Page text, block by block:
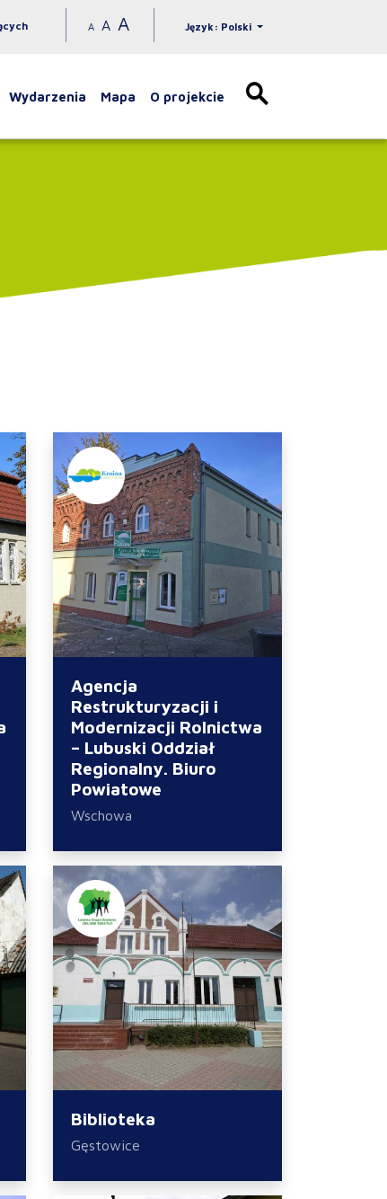
A A A Język: Polski
Wydarzenia Mapa O projekcie
Agencja
Restrukturyzacji i
Modernizacji Rolnictwa
– Lubuski Oddział
Regionalny. Biuro
Powiatowe
Wschowa
Biblioteka
Gęstowice